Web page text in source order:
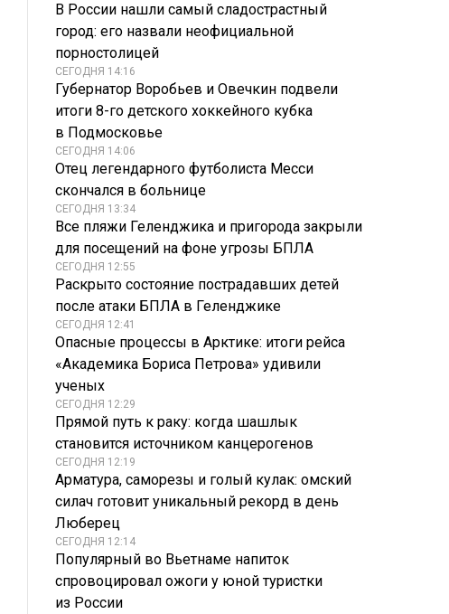
В России нашли самый сладострастный
город: его назвали неофициальной
порностолицей
СЕГОДНЯ 14:16
Губернатор Воробьев и Овечкин подвели
итоги 8-го детского хоккейного кубка
в Подмосковье
СЕГОДНЯ 14:06
Отец легендарного футболиста Месси
скончался в больнице
СЕГОДНЯ 13:34
Все пляжи Геленджика и пригорода закрыли
для посещений на фоне угрозы БПЛА
СЕГОДНЯ 12:55
Раскрыто состояние пострадавших детей
после атаки БПЛА в Геленджике
СЕГОДНЯ 12:41
Опасные процессы в Арктике: итоги рейса
«Академика Бориса Петрова» удивили
ученых
СЕГОДНЯ 12:29
Прямой путь к раку: когда шашлык
становится источником канцерогенов
СЕГОДНЯ 12:19
Арматура, саморезы и голый кулак: омский
силач готовит уникальный рекорд в день
Люберец
СЕГОДНЯ 12:14
Популярный во Вьетнаме напиток
спровоцировал ожоги у юной туристки
из России